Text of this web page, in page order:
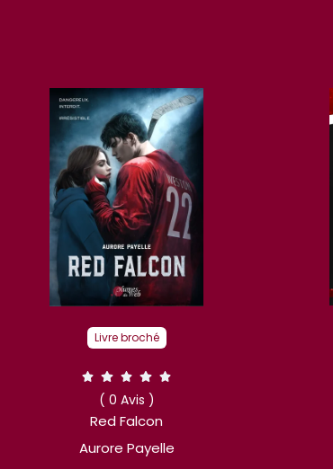
Livre broché
( 0 Avis )
Red Falcon
Aurore Payelle